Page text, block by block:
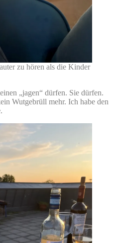
zu hören als die Kinder
„jagen“ dürfen. Sie dürfen.
Wutgebrüll mehr. Ich habe den